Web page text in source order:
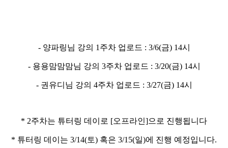
- 양파링님 강의 1주차 업로드 : 3/6(금) 14시
- 용용맘맘맘님 강의 3주차 업로드 : 3/20(금) 14시
- 권유디님 강의 4주차 업로드 : 3/27(금) 14시
* 2주차는 튜터링 데이로 [오프라인]으로 진행됩니다
* 튜터링 데이는 3/14(토) 혹은 3/15(일)에 진행 예정입니다.